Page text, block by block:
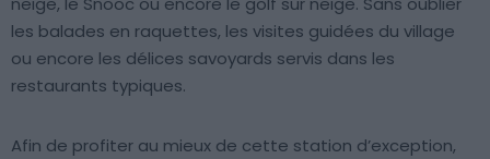
les balades en raquettes, les visites guidées du village
ou encore les délices savoyards servis dans les
restaurants typiques.
Afin de profiter au mieux de cette station d’exception,